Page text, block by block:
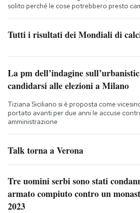
solito perché le cose potrebbero presto
Tutti i risultati dei Mondiali di
La pm dell’indagine
candidarsi alle elezioni a Milano
Tiziana Siciliano si è proposta come
portato avanti per due anni le accuse
amministrazione
Talk torna a Verona
Tre uomini serbi sono stati
armato compiuto contro un
2023